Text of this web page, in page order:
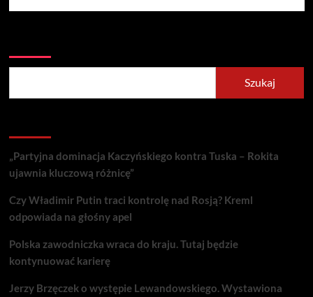
Szukaj
„Partyjna dominacja Kaczyńskiego kontra Tuska – Rokita
ujawnia kluczową różnicę”
Czy Władimir Putin traci kontrolę nad Rosją? Kreml
odpowiada na głośny apel
Polska zawodniczka wraca do kraju. Tutaj będzie
kontynuować karierę
Jerzy Brzęczek o występie Lewandowskiego. Wystawiona